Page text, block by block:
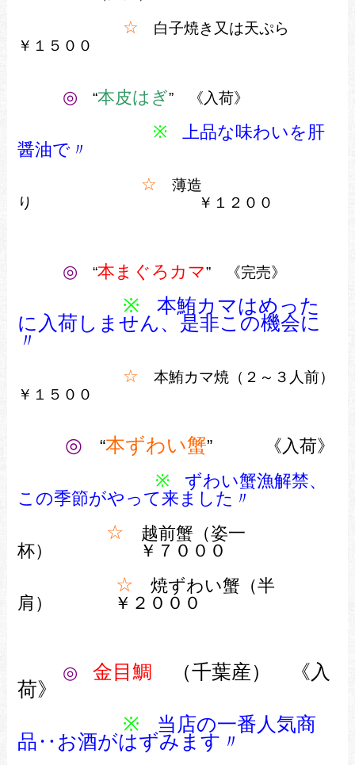
☆ 白子焼き又は天ぷら
￥１５００
◎ “本皮はぎ” 《入荷》
※
上品な味わいを肝
醤油で〃
☆ 薄造
り ￥１２００
◎ “本まぐろカマ” 《完売》
※ 本鮪カマはめった
に入荷しません、是非この機会に
〃
☆ 本鮪カマ焼（２～３人前）
￥１５００
◎ “本ずわい蟹” 《入荷》
※
ずわい蟹漁解禁、
この季節がやって来ました〃
☆ 越前蟹（姿一
杯） ￥７０００
☆ 焼ずわい蟹（半
肩） ￥２０００
◎ 金目鯛 （千葉産） 《入
荷》
※
当店の一番人気商
品‥お酒がはずみます〃